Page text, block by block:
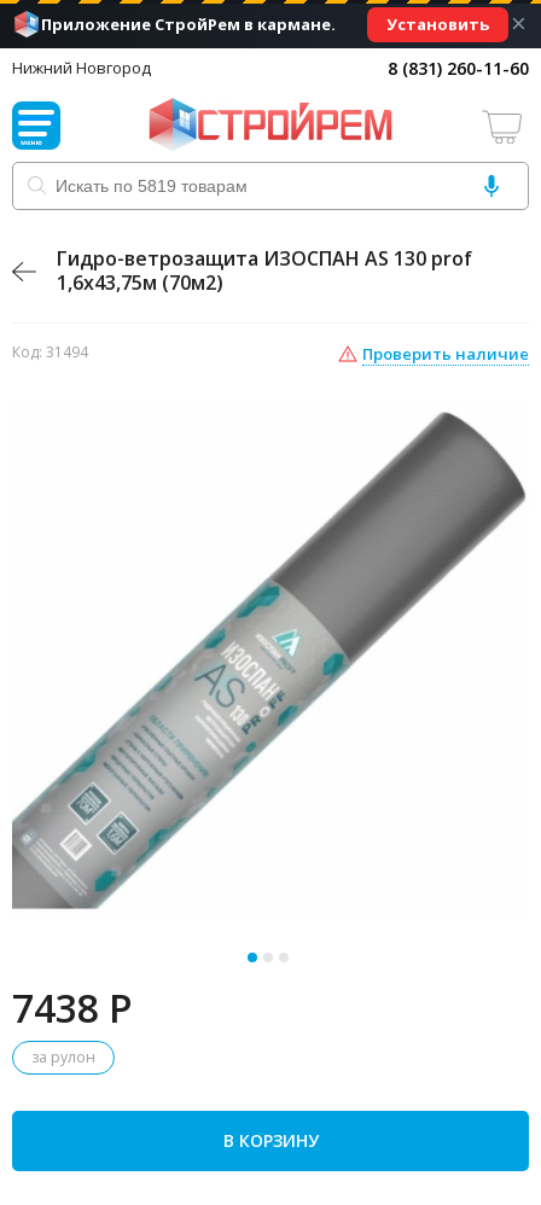
Приложение СтройРем в кармане. Установить ×
Нижний Новгород 8 (831) 260-11-60
Гидро-ветрозащита ИЗОСПАН АS 130 prof
1,6х43,75м (70м2)
Код: 31494 Проверить наличие
7438 P
за рулон
В КОРЗИНУ